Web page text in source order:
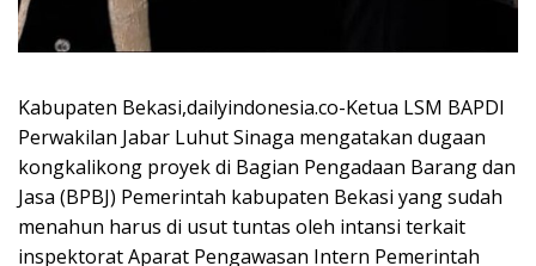
Kabupaten Bekasi,dailyindonesia.co-Ketua LSM BAPDI
Perwakilan Jabar Luhut Sinaga mengatakan dugaan
kongkalikong proyek di Bagian Pengadaan Barang dan
Jasa (BPBJ) Pemerintah kabupaten Bekasi yang sudah
menahun harus di usut tuntas oleh intansi terkait
inspektorat Aparat Pengawasan Intern Pemerintah